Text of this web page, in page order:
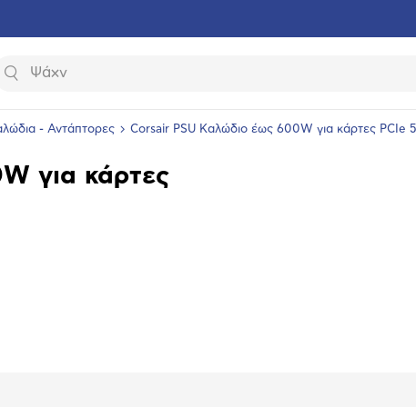
Αναζήτηση
- Αντάπτορες Corsair PSU Καλώδιο έως 600W για κάρτες PCIe
για κάρτες